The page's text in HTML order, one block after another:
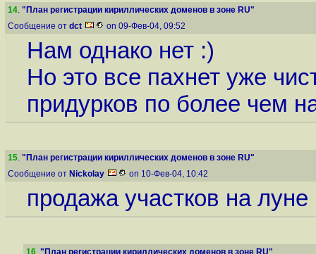
14. "План регистрации кириллических доменов в зоне RU"
Сообщение от dct on 09-Фев-04, 09:52
Нам однако нет :)
Но это все пахнет уже
придурков по более чем
15. "План регистрации кириллических доменов в зоне RU"
Сообщение от Nickolay on 10-Фев-04, 10:42
продажа участков на
16. "План регистрации кириллических доменов в зоне RU"